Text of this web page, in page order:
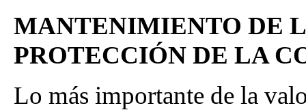
MANTENIMIENTO DE
PROTECCIÓN DE LA
Lo más importante de la